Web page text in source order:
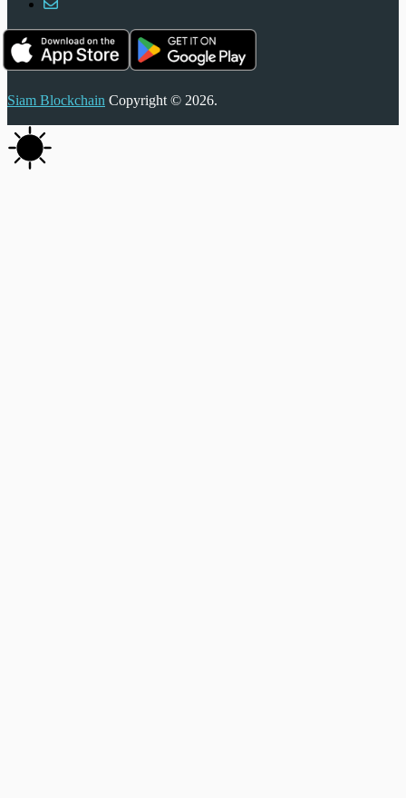
Siam Blockchain Copyright © 2026.